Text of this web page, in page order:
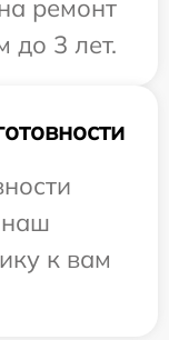
ремонт
до 3 лет.
к вам